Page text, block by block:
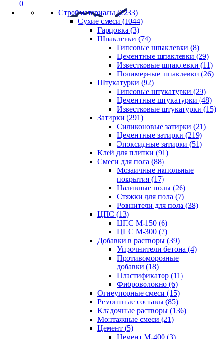
0
Стройматериалы (2233)
Сухие смеси (1044)
Гарцовка (3)
Шпаклевки (74)
Гипсовые шпаклевки (8)
Цементные шпаклевки (29)
Известковые шпаклевки (11)
Полимерные шпаклевки (26)
Штукатурки (92)
Гипсовые штукатурки (29)
Цементные штукатурки (48)
Известковые штукатурки (15)
Затирки (291)
Силиконовые затирки (21)
Цементные затирки (219)
Эпоксидные затирки (51)
Клей для плитки (91)
Смеси для пола (88)
Мозаичные напольные
покрытия (17)
Наливные полы (26)
Стяжки для пола (7)
Ровнители для пола (38)
ЦПС (13)
ЦПС М-150 (6)
ЦПС М-300 (7)
Добавки в растворы (39)
Упрочнители бетона (4)
Противоморозные
добавки (18)
Пластификатор (11)
Фиброволокно (6)
Огнеупорные смеси (15)
Ремонтные составы (85)
Кладочные растворы (136)
Монтажные смеси (21)
Цемент (5)
Цемент М-400 (3)